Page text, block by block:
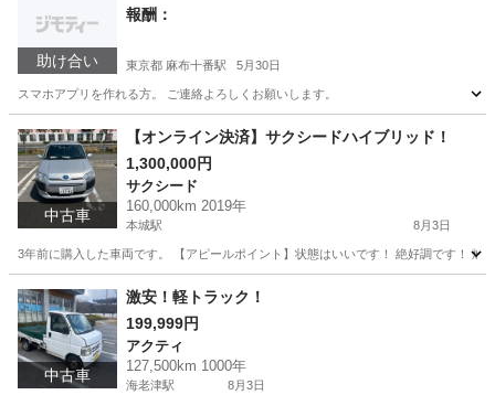
助け合い
報酬：
東京都 麻布十番駅 5月30日
スマホアプリを作れる方。 ご連絡よろしくお願いします。
東京 港区 麻布十番駅 教えて
中古車
【オンライン決済】サクシードハイブリッド！
1,300,000円
サクシード
160,000km 2019年
本城駅 8月3日
3年前に購入した車両です。 【アピールポイント】状態はいいです！ 絶好調です！
福岡 北九州市 本城駅 サクシード
中古車
激安！軽トラック！
199,999円
アクティ
127,500km 1000年
海老津駅 8月3日